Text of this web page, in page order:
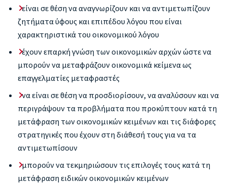
είναι σε θέση να αναγνωρίζουν και να αντιμετωπίζουν
ζητήματα ύφους και επιπέδου λόγου που είναι
χαρακτηριστικά του οικονομικού λόγου
έχουν επαρκή γνώση των οικονομικών αρχών ώστε να
μπορούν να μεταφράζουν οικονομικά κείμενα ως
επαγγελματίες μεταφραστές
να είναι σε θέση να προσδιορίσουν, να αναλύσουν και να
περιγράψουν τα προβλήματα που προκύπτουν κατά τη
μετάφραση των οικονομικών κειμένων και τις διάφορες
στρατηγικές που έχουν στη διάθεσή τους για να τα
αντιμετωπίσουν
μπορούν να τεκμηριώσουν τις επιλογές τους κατά τη
μετάφραση ειδικών οικονομικών κειμένων